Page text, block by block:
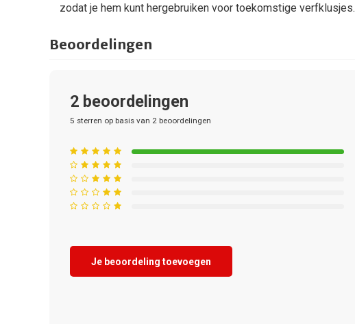
zodat je hem kunt hergebruiken voor toekomstige verfklusjes.
Beoordelingen
2 beoordelingen
5 sterren op basis van 2 beoordelingen
Je beoordeling toevoegen